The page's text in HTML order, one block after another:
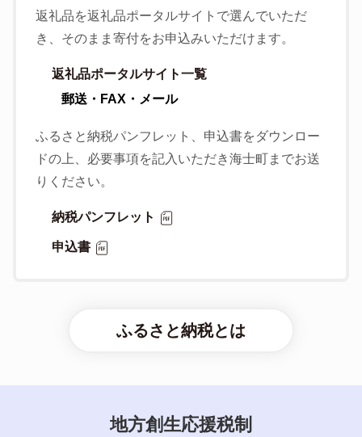
返礼品を返礼品ポータルサイトで選んでいただ
き、そのまま寄付をお申込みいただけます。
返礼品ポータルサイト一覧
郵送・FAX・メール
ふるさと納税パンフレット、申込書をダウンロー
ドの上、必要事項を記入いただき海士町までお送
りください。
納税パンフレット
申込書
ふるさと納税とは
地方創生応援税制